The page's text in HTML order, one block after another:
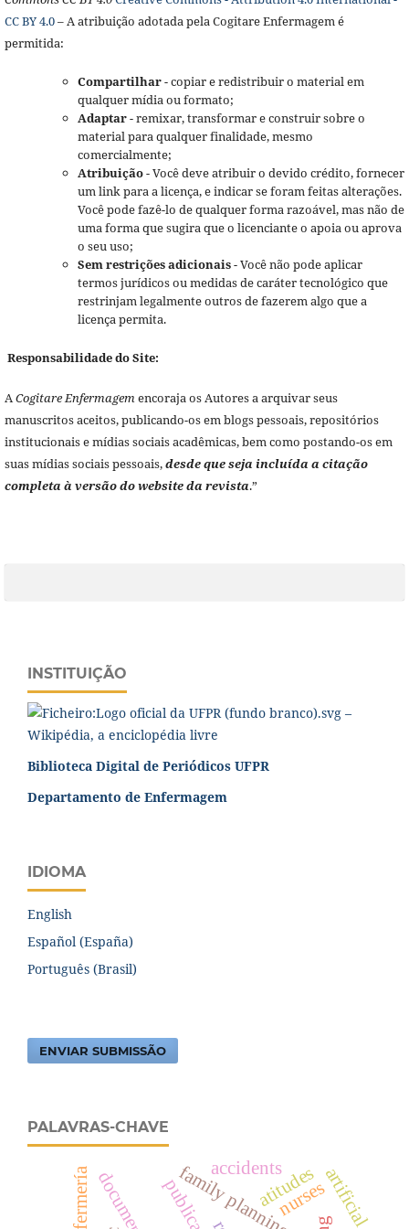
CC BY 4.0– A atribuição adotada pela Cogitare Enfermagem é
permitida:
Compartilhar- copiar e redistribuir o material em
qualquer mídia ou formato;
Adaptar- remixar, transformar e construir sobre o
material para qualquer finalidade, mesmo
comercialmente;
Atribuição- Você deve atribuir o devido crédito, fornecer
um link para a licença, e indicar se foram feitas alterações.
Você pode fazê-lo de qualquer forma razoável, mas não de
uma forma que sugira que o licenciante o apoia ou aprova
o seu uso;
Sem restrições adicionais- Você não pode aplicar
termos jurídicos ou medidas de caráter tecnológico que
restrinjam legalmente outros de fazerem algo que a
licença permita.
Responsabilidade do Site:
ACogitare Enfermagemencoraja os Autores a arquivar seus
manuscritos aceitos, publicando-os em blogs pessoais, repositórios
institucionais e mídias sociais acadêmicas, bem como postando-os em
suas mídias sociais pessoais,desde que seja incluída a citação
completa à versão do website da revista.”
INSTITUIÇÃO
Biblioteca Digital de Periódicos UFPR
Departamento de Enfermagem
IDIOMA
English
Español (España)
Português (Brasil)
ENVIAR SUBMISSÃO
PALAVRAS-CHAVE
family planningnurses
accidentsatitudesartificial